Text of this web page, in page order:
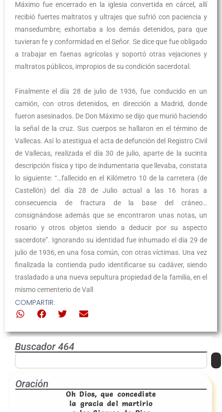
Máximo fue encerrado en la iglesia convertida en cárcel, allí
recibió fuertes maltratos y ultrajes que sufrió con paciencia y
mansedumbre; exhortaba a los demás detenidos, para que
tuvieran fe y conformidad en el Señor. Se dice que fue obligado
a trabajar en faenas agrícolas y soportó otras vejaciones y
maltratos públicos, impropios de su condición sacerdotal.
Finalmente el día 28 de julio de 1936, fue conducido en un
camión, con otros detenidos, en dirección a Madrid, donde
fueron asesinados. De Don Máximo se dijo que murió haciendo
la señal de la cruz. Sus cuerpos se hallaron en el término de
Vallecas. Así lo atestigua el acta de defunción del Registro Civil
de Vallecas, realizada el día 30 de julio, aparte de la sucinta
descripción física y tipo de indumentaria que llevaba, constata
lo siguiente: “…fallecido en el Kilómetro 10 de la carretera (de
Castellón) del día 28 de Julio actual a las 16 horas a
consecuencia de fractura de la base del cráneo…
consignándose además que se encontraron unas notas, un
rosario y otros objetos siendo a deducir por su aspecto
sacerdote”. Ignorando su identidad fue inhumado el día 29 de
julio de 1936, en una fosa común, con otras víctimas. Una vez
finalizada la contienda pudo identificarse su cadáver, siendo
trasladado a una nueva sepultura propiedad de la familia, en el
mismo cementerio de Vall
COMPARTIR:
Buscador 464
Oración
Oh Dios, que concediste
la gracia del martirio